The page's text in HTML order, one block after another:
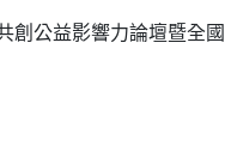
創公益影響力論壇暨全國